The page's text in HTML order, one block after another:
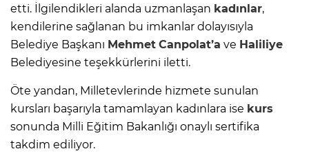
etti. İlgilendikleri alanda uzmanlaşan kadınlar,
kendilerine sağlanan bu imkanlar dolayısıyla
Belediye Başkanı Mehmet Canpolat’a ve Haliliye
Belediyesine teşekkürlerini iletti.
Öte yandan, Milletevlerinde hizmete sunulan
kursları başarıyla tamamlayan kadınlara ise kurs
sonunda Milli Eğitim Bakanlığı onaylı sertifika
takdim ediliyor.